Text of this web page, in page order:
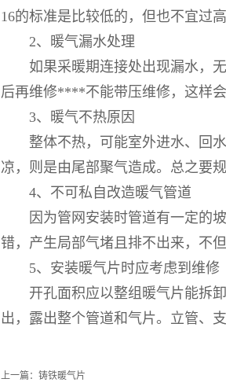
16的标准是比较低的，但也不宜过
2、暖气漏水处理
如果采暖期连接处出现漏水，无
后再维修****不能带压维修，这样会
3、暖气不热原因
整体不热，可能室外进水、回水
凉，则是由尾部聚气造成。总之要
4、不可私自改造暖气管道
因为管网安装时管道有一定的坡
错，产生局部气堵且排不出来，不
5、安装暖气片时应考虑到维修
开孔面积应以整组暖气片能拆卸
出，露出整个管道和气片。立管、
上一篇： 铸铁暖气片